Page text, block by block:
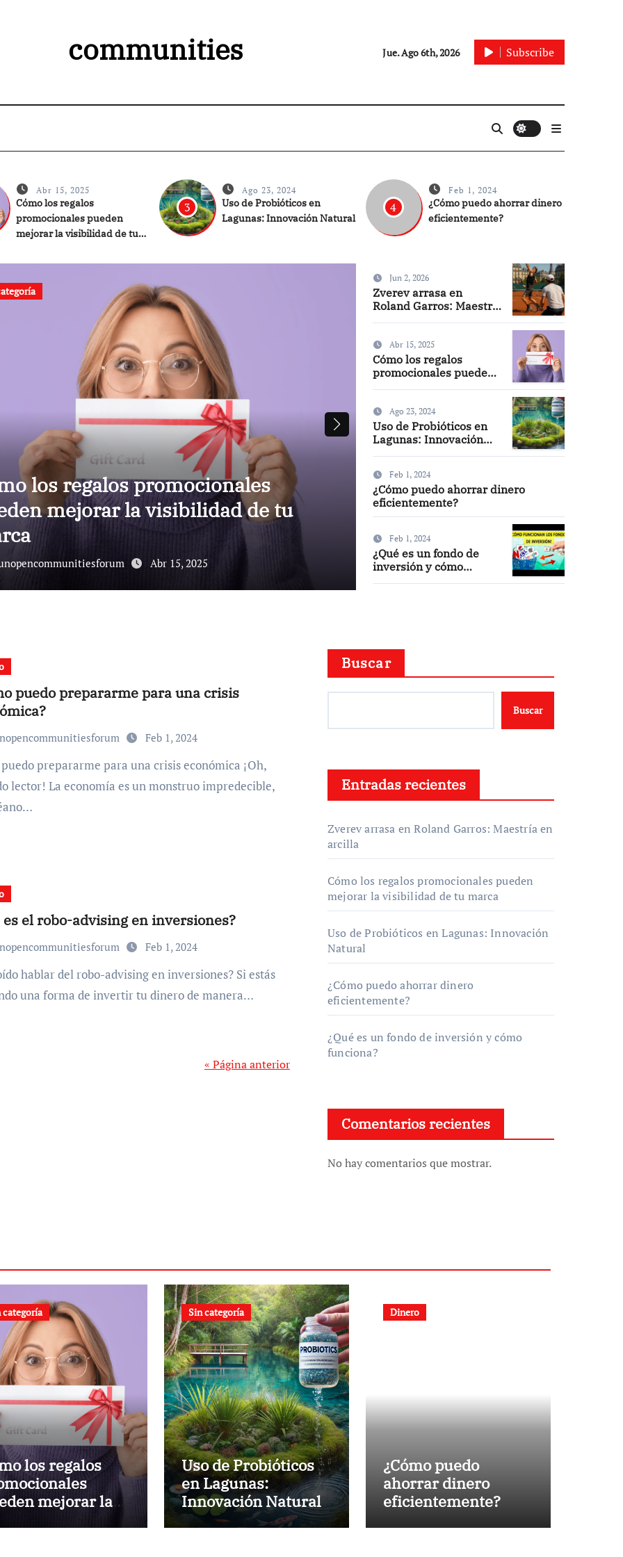
communities Jue. Ago 6th, 2026 Subscribe
Abr 15, 2025
Cómo los regalos
promocionales pueden
mejorar la visibilidad de tu
3
Ago 23, 2024
Uso de Probióticos en
Lagunas: Innovación Natural
4
Feb 1, 2024
¿Cómo puedo ahorrar dinero
eficientemente?
de Probióticos en Lagunas:
Natural
Ago 23, 2024
Dinero
¿Cómo puedo ahorrar
eficientemente?
sunopencommunitiesforum Feb 1, 2024
Jun 2, 2026
Zverev arrasa en
Roland Garros: Maestría
Abr 15, 2025
Cómo los regalos
promocionales pueden
Ago 23, 2024
Uso de Probióticos en
Lagunas: Innovación
Feb 1, 2024
¿Cómo puedo ahorrar dinero
eficientemente?
Feb 1, 2024
¿Qué es un fondo de
inversión y cómo
puedo prepararme para una crisis
Feb 1, 2024
lector! La economía es un monstruo impredecible,
es el robo-advising en inversiones?
Feb 1, 2024
una forma de invertir tu dinero de manera…
« Página anterior
Buscar
Buscar
Entradas recientes
Zverev arrasa en Roland Garros: Maestría en
arcilla
Cómo los regalos promocionales pueden
mejorar la visibilidad de tu marca
Uso de Probióticos en Lagunas: Innovación
Natural
¿Cómo puedo ahorrar dinero
eficientemente?
¿Qué es un fondo de inversión y cómo
funciona?
Comentarios recientes
No hay comentarios que mostrar.
categoría
los regalos
mejorar la
Sin categoría
Uso de Probióticos
en Lagunas:
Innovación Natural
Dinero
¿Cómo puedo
ahorrar dinero
eficientemente?